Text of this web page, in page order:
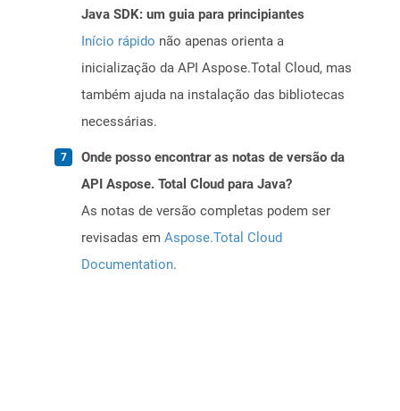
Java SDK: um guia para principiantes
Início rápido não apenas orienta a
inicialização da API Aspose.Total Cloud, mas
também ajuda na instalação das bibliotecas
necessárias.
Onde posso encontrar as notas de versão da
API Aspose. Total Cloud para Java?
As notas de versão completas podem ser
revisadas em Aspose.Total Cloud
Documentation.